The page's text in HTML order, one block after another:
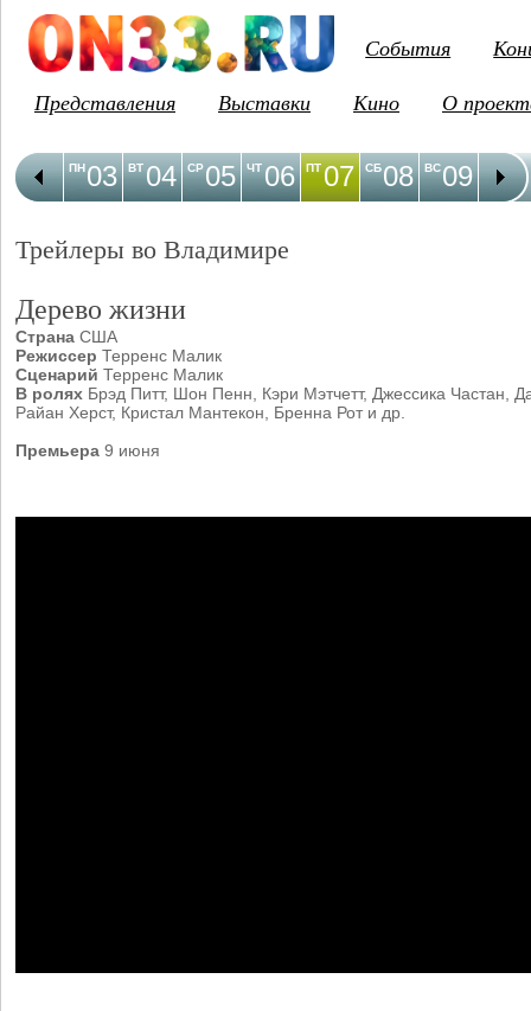
События
Представления
Выставки Кино О
03
ПН 04
ВТ 05
СР 06
ЧТ 07
ПТ 08
СБ 09
ВС 10
ПН
Трейлеры во Владимире
Дерево жизни
Страна США
Режиссер Терренс Малик
Сценарий Терренс Малик
В ролях Брэд Питт, Шон Пенн, Кэри Мэтчетт, Джессика Частан,
Райан Херст, Кристал Мантекон, Бренна Рот и др.
Премьера 9 июня